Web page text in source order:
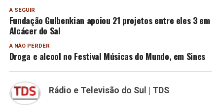
A SEGUIR
Fundação Gulbenkian apoiou 21 projetos entre eles 3 em
Alcácer do Sal
A NÃO PERDER
Droga e alcool no Festival Músicas do Mundo, em Sines
Rádio e Televisão do Sul | TDS